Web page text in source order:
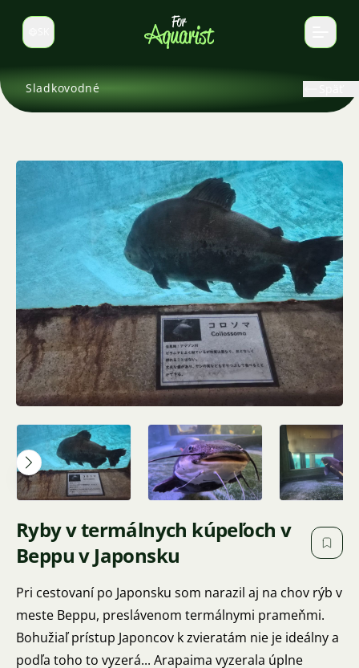
Prepnúť jazyk
Sladkovodné
Ryby v termálnych kúpeľoch v
Beppu v Japonsku
Pri cestovaní po Japonsku som narazil aj na chov rýb v
meste Beppu, preslávenom termálnymi prameňmi.
Bohužiaľ prístup Japoncov k zvieratám nie je ideálny a
podľa toho to vyzerá... Arapaima vyzerala úplne